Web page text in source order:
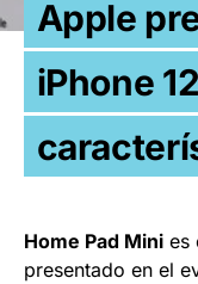
Apple
iPhone
Home Pad Mini es
presentado en el